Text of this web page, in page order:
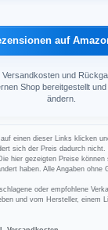
auf
und
Shop bereitgestellt
ändern.
einen dieser Links klicken
sich der Preis dadurch
hier gezeigten Preise
haben. Alle Angaben ohne
oder empfohlene
und vom Hersteller, einem